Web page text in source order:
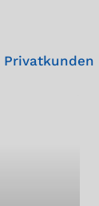
Privatkunden